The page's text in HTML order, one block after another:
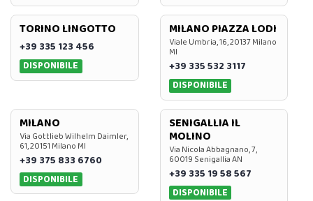
TORINO LINGOTTO
+39 335 123 456
DISPONIBILE
MILANO PIAZZA LODI
Viale Umbria, 16, 20137 Milano
MI
+39 335 532 3117
DISPONIBILE
MILANO
Via Gottlieb Wilhelm Daimler,
61, 20151 Milano MI
+39 375 833 6760
DISPONIBILE
SENIGALLIA IL
MOLINO
Via Nicola Abbagnano, 7,
60019 Senigallia AN
+39 335 19 58 567
DISPONIBILE